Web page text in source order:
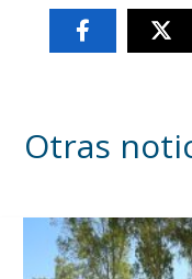
Otras